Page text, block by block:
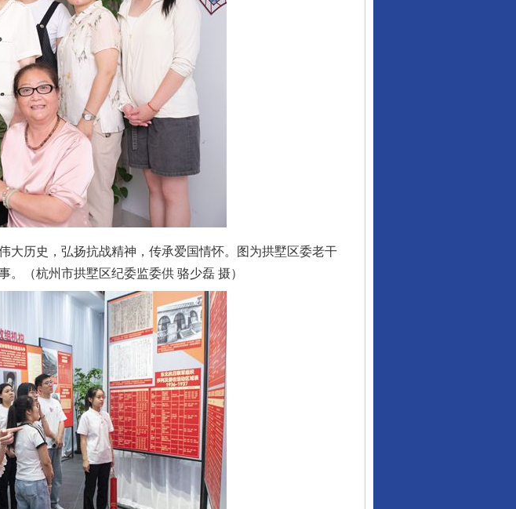
历史，弘扬抗战精神，传承爱国情怀。图为拱墅区委老干
（杭州市拱墅区纪委监委供 骆少磊 摄）